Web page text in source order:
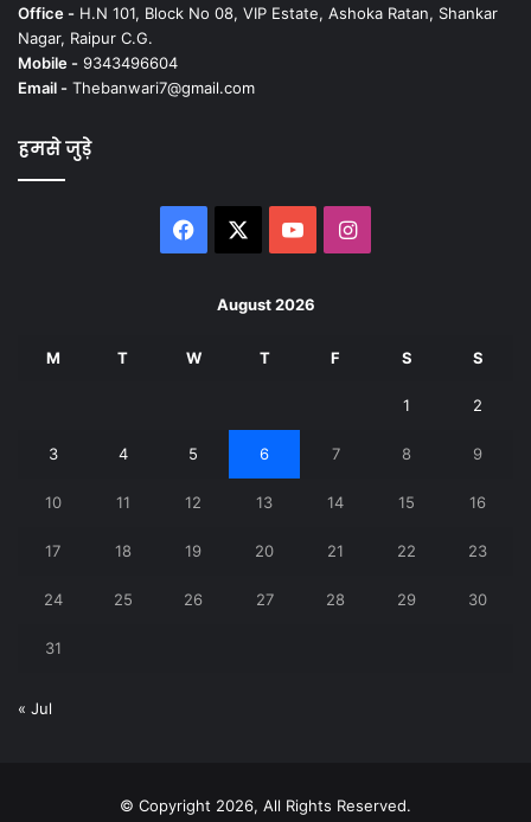
Office - H.N 101, Block No 08, VIP Estate, Ashoka Ratan, Shankar
Nagar, Raipur C.G.
Mobile - 9343496604
Email - Thebanwari7@gmail.com
हमसे जुड़े
Facebook YouTubeInstagram
August 2026
M T W T F S S
1 2
3 4 5 6 7 8 9
10 11 12 13 14 15 16
17 18 19 20 21 22 23
24 25 26 27 28 29 30
31
« Jul
© Copyright 2026, All Rights Reserved.